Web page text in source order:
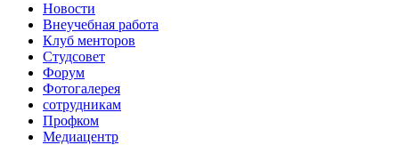
Новости
Внеучебная работа
Клуб менторов
Студсовет
Форум
Фотогалерея
сотрудникам
Профком
Медиацентр